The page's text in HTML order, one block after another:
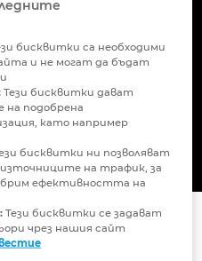
Your
класни стаи
студенти
бисквитки са необходими
и не могат да бъдат
Тези бисквитки дават
на подобрена
като например
бисквитки ни позволяват
на трафик, за
ефективността на
Тези бисквитки се задават
чрез нашия сайт